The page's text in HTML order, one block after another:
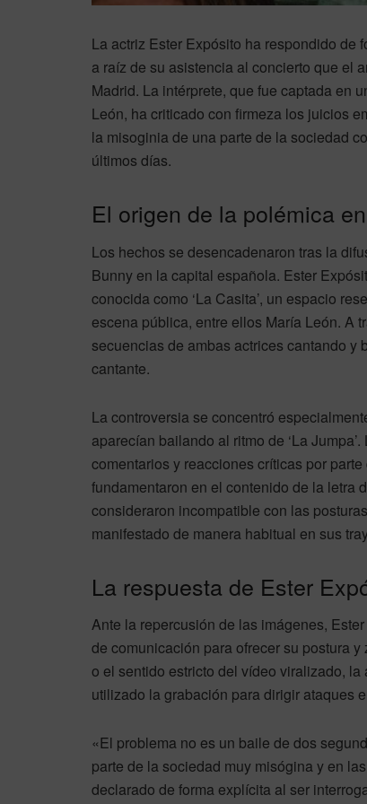
La actriz Ester Expósito ha respondido de
a raíz de su asistencia al concierto que el
Madrid. La intérprete, que fue captada en
León, ha criticado con firmeza los juicios
la misoginia de una parte de la sociedad
últimos días.
El origen de la polémica
Los hechos se desencadenaron tras la
Bunny en la capital española. Ester
conocida como ‘La Casita’, un espacio
escena pública, entre ellos María León. A
secuencias de ambas actrices cantando
cantante.
La controversia se concentró
aparecían bailando al ritmo de ‘La
comentarios y reacciones críticas por
fundamentaron en el contenido de la letra
consideraron incompatible con las
manifestado de manera habitual en sus
La respuesta de Ester
Ante la repercusión de las imágenes,
de comunicación para ofrecer su postura
o el sentido estricto del vídeo viralizado,
utilizado la grabación para dirigir ataques
«El problema no es un baile de dos
parte de la sociedad muy misógina y en
declarado de forma explícita al ser